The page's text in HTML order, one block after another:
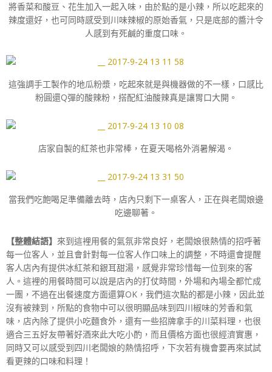
將香菜和酸豆、花生加入一起入味，由於點的是小辣，所以吃起來的
辣度還好，也可同時感受到川味辣椒的原始香氣，只是底部的醬汁令
人感到有死鹹的重度口味。
這強調手工製作的地瓜粉漿，吃起來就是與機器做的不一樣，口感比
粉圓還Q彈的酸辣粉，搭配紅油酸辣真是讓胃口大開。
店家自製的紅茶也非常棒，在夏天喝格外消暑解渴。
當我們吃飽喝足準備離去時，店內只剩下一桌客人，正在與老闆娘邊
吃邊聊著。
【整體結語】 來到這裡用餐的氣氛非常良好，老闆娘很熱情的招呼著
每一位客人，並且會針對每一位客人作口味上的調整，不時還會提醒
客人店內有提供冰紅茶和銀耳甜湯，感覺非常珍惜每一位到來的客
人。這裡的用餐時間可以說是店內的打仗時間，外場和內場全都忙成
一團，不過在出餐速度方面還算OK，我們這次點的都是小辣，因此並
沒有被辣到，所點的食物中可以很明顯品味到四川椒味的芳香和氣
味，店內除了提供小吃麵食外，還有一些招牌拿手的川菜料理，也很
適合三五好友帶著好酒來此大吃小酌，而且價格方面也很經濟實惠，
同時又可以感受到四川老闆娘的熱情招呼，下次若有機會要再來試試
看更辣的口味和料理！